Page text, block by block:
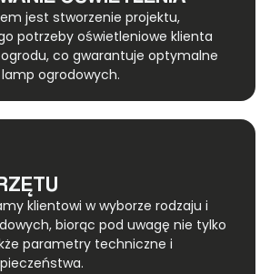
jest stworzenie projektu,
potrzeby oświetleniowe klienta
co gwarantuje optymalne
ogrodowych.
klientowi w wyborze rodzaju i
biorąc pod uwagę nie tylko
parametry techniczne i